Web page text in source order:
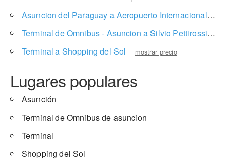
Asuncion del Paraguay a Aeropuerto Internacional Silvio Pettirossi
Terminal de Omnibus - Asuncion a Silvio Pettirossi International Airport
Terminal a Shopping del Sol
mostrar precio
Lugares populares
Asunción
Terminal de Omnibus de asuncion
Terminal
Shopping del Sol